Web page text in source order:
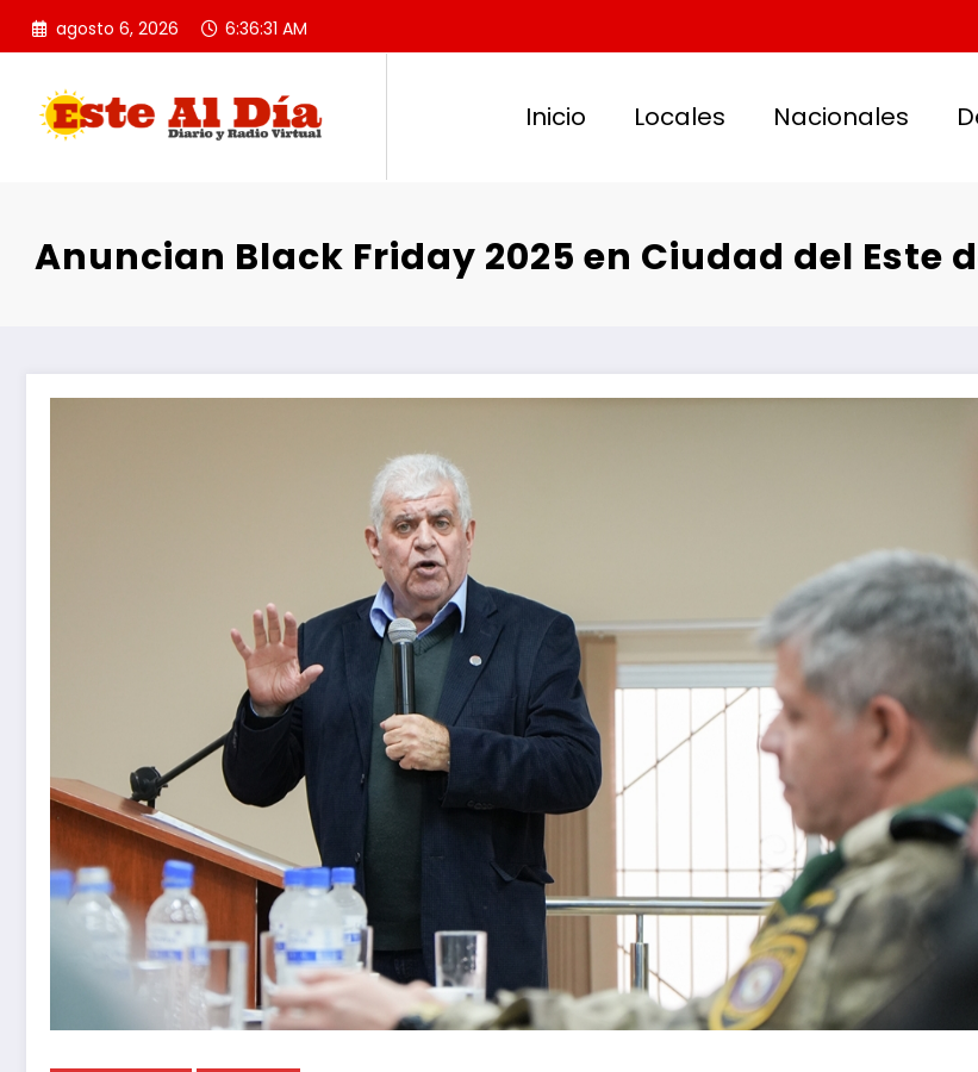
Saltar
agosto 6, 2026 6:36:32 AM
Inicio Locales Nacionales
Anuncian Black Friday 2025 en Ciudad del Este